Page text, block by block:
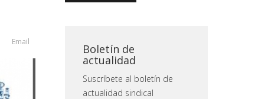
Email
Boletín de
actualidad
Suscríbete al boletín de
actualidad sindical